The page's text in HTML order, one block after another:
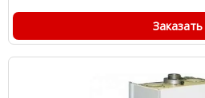
Заказать